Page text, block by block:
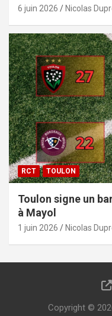
6 juin 2026 Nicolas
RCT TOULON
Toulon signe un
à Mayol
1 juin 2026 Nicolas
Copyright ©